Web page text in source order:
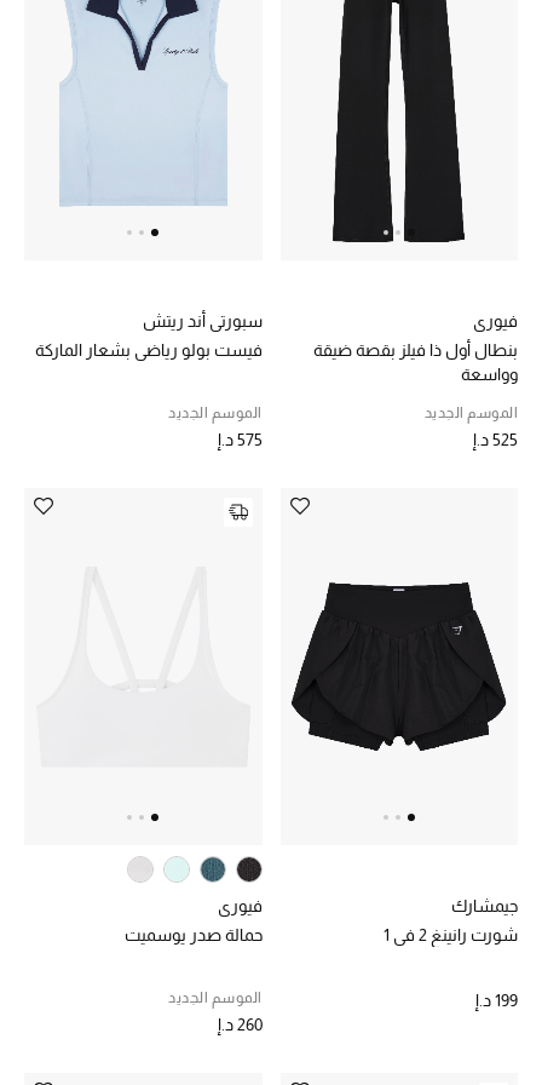
تسوقوا المجوهرات
تسوقوا جميع الهدايا
هدايا حسب المناسبة
هدايا حسب الفئة
الأطفال
المستلزمات المنزلية
هدايا حسب السعر
المصممون أ-ي
فيوري
بنطال أول ذا فيلز بقصة ضيقة
وواسعة
الموسم الجديد
525 د.إ
سبورتي أند ريتش
فيست بولو رياضي بشعار الماركة
الموسم الجديد
575 د.إ
جيمشارك
شورت رانينغ 2 في 1
199 د.إ
فيوري
حمالة صدر يوسميت
الموسم الجديد
260 د.إ